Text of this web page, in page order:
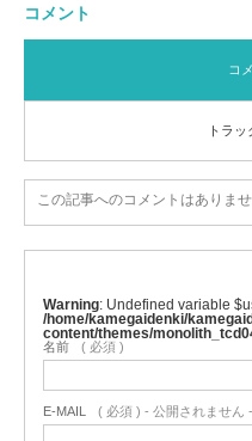
コメント
コ
トラ
この記事へのコメントはありませ
Warning : Undefined variable
/home/kamegaidenki/
content/themes/
名前 ( 必須 )
E-MAIL ( 必須 ) - 公開されません -